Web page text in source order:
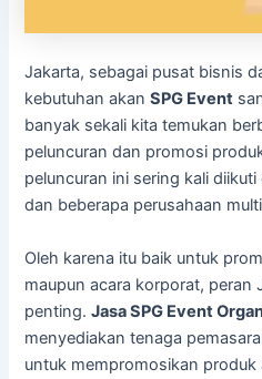
Jakarta, sebagai pusat bisnis
kebutuhan akanSPG Event
banyak sekali kita temukan
peluncuran dan promosi
peluncuran ini sering kali
dan beberapa perusahaan
Oleh karena itu baik untuk
maupun acara korporat, peran
penting.Jasa SPG Event
menyediakan tenaga
untuk mempromosikan produk